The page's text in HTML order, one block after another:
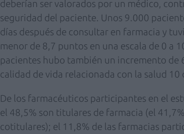
deberían ser valorados por un médico,
seguridad del paciente. Unos 9.000
días después de consultar en farmacia y
menor de 8,7 puntos en una escala de 0 a
pacientes hubo también un incremento de
calidad de vida relacionada con la salud 10
De los farmacéuticos participantes en el
el 48,5% son titulares de farmacia (el
cotitulares); el 11,8% de las farmacias